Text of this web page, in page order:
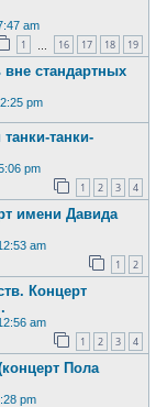
am
1 16 17 18 19
вне стандартных
pm
танки-
pm
1 2 3 4
имени Давида
am
1 2
Концерт
am
1 2 3 4
Пола
pm